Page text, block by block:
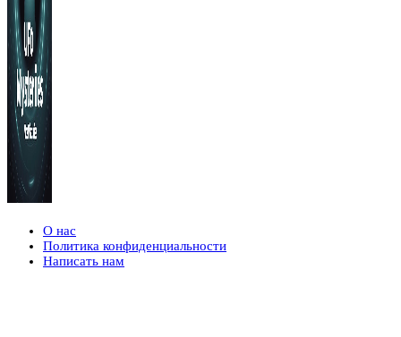
О нас
Политика конфиденциальности
Написать нам